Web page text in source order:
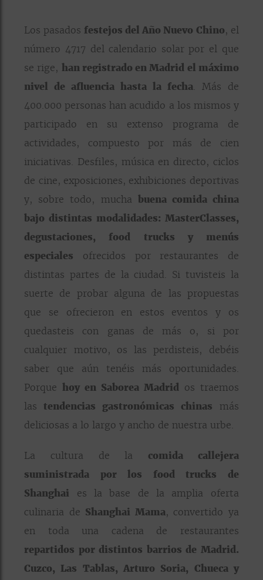
Los pasados festejos del Año Nuevo Chino, el
número 4717 del calendario solar por el que
se rige, han registrado en Madrid el máximo
nivel de afluencia hasta la fecha. Más de
400.000 personas han acudido a los mismos y
participado en su extenso programa de
actividades, compuesto por más de cien
iniciativas. Desfiles, música en directo, ciclos
de cine, exposiciones, exhibiciones deportivas
y, sobre todo, mucha buena comida china
bajo distintas modalidades: MasterClasses,
degustaciones, food trucks y menús
especiales ofrecidos por restaurantes de
distintas partes de la ciudad. Si tuvisteis la
suerte de probar alguna de las propuestas
que se ofrecieron en estos eventos y os
quedasteis con ganas de más o, si por
cualquier motivo, os las perdisteis, debéis
saber que aún tenéis más oportunidades.
Porquehoy en Saborea Madridos traemos
las tendencias gastronómicas chinas más
deliciosas a lo largo y ancho de nuestra urbe.
La cultura de la comida callejera
suministrada por los
food trucks de
Shanghai es la base de la amplia oferta
culinaria de Shanghai Mama, convertido ya
en toda una cadena de restaurantes
repartidos por distintos barrios de Madrid.
Cuzco, Las Tablas, Arturo Soria, Chueca y